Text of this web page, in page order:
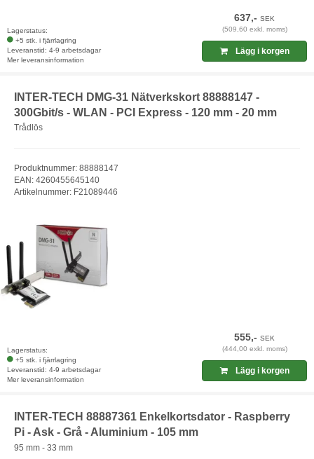
Lagerstatus:
+5 stk. i fjärrlagring
Leveranstid: 4-9 arbetsdagar
Mer leveransinformation
637,-SEK
(509,60 exkl. moms)
Lägg i korgen
INTER-TECH DMG-31 Nätverkskort 88888147 -
300Gbit/s - WLAN - PCI Express - 120 mm - 20 mm
Trådlös
Produktnummer: 88888147
EAN: 4260455645140
Artikelnummer: F21089446
Lagerstatus:
+5 stk. i fjärrlagring
Leveranstid: 4-9 arbetsdagar
Mer leveransinformation
555,-SEK
(444,00 exkl. moms)
Lägg i korgen
INTER-TECH 88887361 Enkelkortsdator - Raspberry
Pi - Ask - Grå - Aluminium - 105 mm
95 mm - 33 mm